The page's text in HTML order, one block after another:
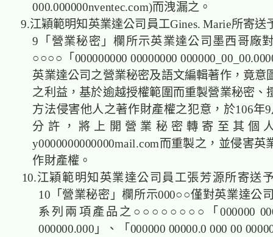
000.000000nventec.com)而洩漏之。
9.江穎範明知英業達公司員工Gines. Marie所寄送
9「營業秘密」欄所示英業達公司墨西哥廠
○○○○「000000000 00000000
英業達公司之營業秘密及語文編輯著作，竟意
之利益，基於逾越授權範圍而重製營業秘密、
方法侵害他人之著作財產權之犯意，於106年9
分許，將上開營業秘密轉寄至其個
y0000000000000mail.com而重製之，並侵害英
作財產權。
10.江穎範明知英業達公司員工張芳源所寄送
10「營業秘密」欄所示000○○僅對英業達公
系列兩項產品之○○○○○○○○「000000
000000.000」、「000000 00000.0 000 00